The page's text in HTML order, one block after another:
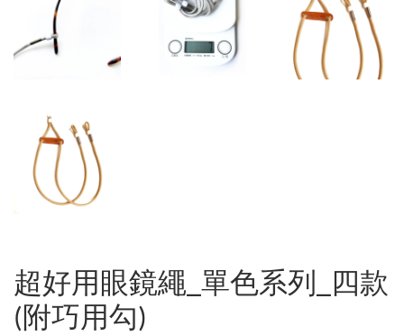
超好用眼鏡繩_單色系列_四款
(附巧用勾)